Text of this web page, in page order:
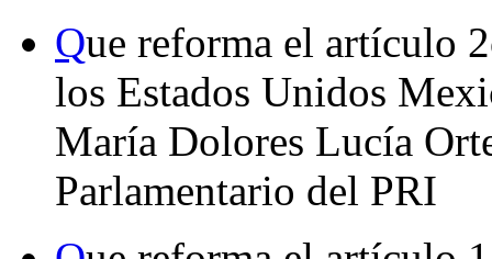
Que reforma el artículo
los Estados Unidos
María Dolores Lucía
Parlamentario del PRI